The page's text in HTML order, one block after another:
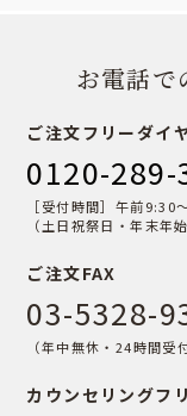
お電話で
ご注文フリーダイ
0120-289-
［受付時間］午前9:30
（土日祝祭日・年末年
ご注文FAX
03-5328-
（年中無休・24時間受付
カウンセリングフ